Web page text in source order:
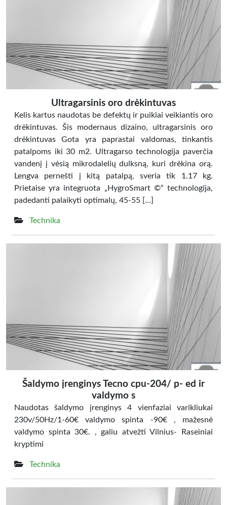
Ultragarsinis oro drėkintuvas
Kelis kartus naudotas be defektų ir puikiai veikiantis oro
drėkintuvas. Šis modernaus dizaino, ultragarsinis oro
drėkintuvas Gota yra paprastai valdomas, tinkantis
patalpoms iki 30 m2. Ultragarso technologija paverčia
vandenį į vėsią mikrodalelių dulksną, kuri drėkina orą.
Lengva pernešti į kitą patalpą, sveria tik 1.17 kg.
Prietaise yra integruota „HygroSmart ©“ technologija,
padedanti palaikyti optimalų, 45-55 […]
Technika
Šaldymo įrenginys Tecno cpu-204/ p- ed ir
valdymo s
Naudotas šaldymo įrenginys 4 vienfaziai varikliukai
230v/50Hz/1-60€ valdymo spinta -90€ , mažesnė
valdymo spinta 30€. , galiu atvežti Vilnius- Raseiniai
kryptimi
Technika